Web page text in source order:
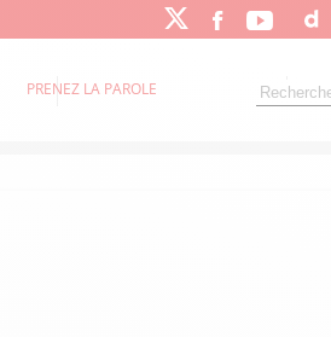
PRENEZ LA PAROLE